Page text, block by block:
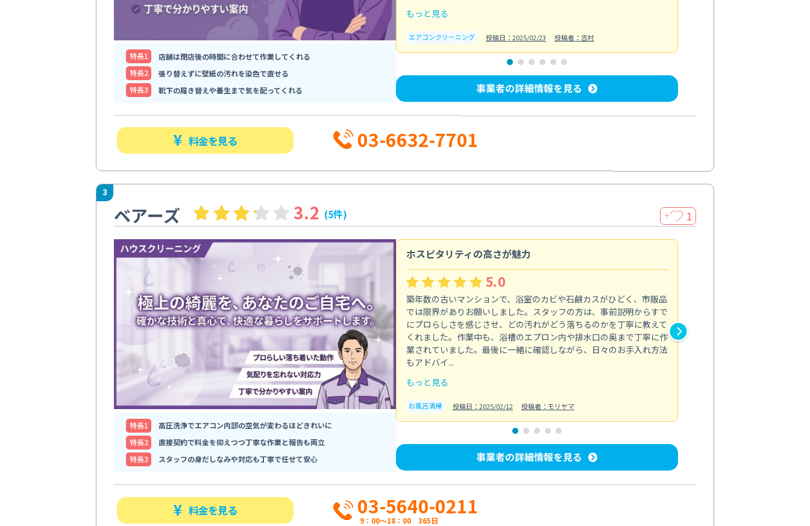
特⻑1
店舗は閉店後の時間に合わせて作業してくれる
特⻑2
張り替えずに壁紙の汚れを染色で直せる
特⻑3
靴下の履き替えや養生まで気を配ってくれる
もっと見る
エアコンクリーニング 投稿日：2025/02/23 投稿者：吉村
事業者の詳細情報を見る
料金を見る 03-6632-7701
3
ベアーズ 3.2 (5件) ＋ 1
特⻑1
高圧洗浄でエアコン内部の空気が変わるほどきれいに
特⻑2
直接契約で料金を抑えつつ丁寧な作業と報告も両立
特⻑3
スタッフの身だしなみや対応も丁寧で任せて安心
ホスピタリティの高さが魅力
5.0
築年数の古いマンションで、浴室のカビや石鹸カスがひどく、市販品
では限界がありお願いしました。スタッフの方は、事前説明からすで
にプロらしさを感じさせ、どの汚れがどう落ちるのかを丁寧に教えて
くれました。作業中も、浴槽のエプロン内や排水口の奥まで丁寧に作
業されていました。最後に一緒に確認しながら、日々のお手入れ方法
もアドバイ...
もっと見る
お風呂清掃 投稿日：2025/02/12 投稿者：モリヤマ
事業者の詳細情報を見る
料金を見る 03-5640-0211
9：00～18：00 365日